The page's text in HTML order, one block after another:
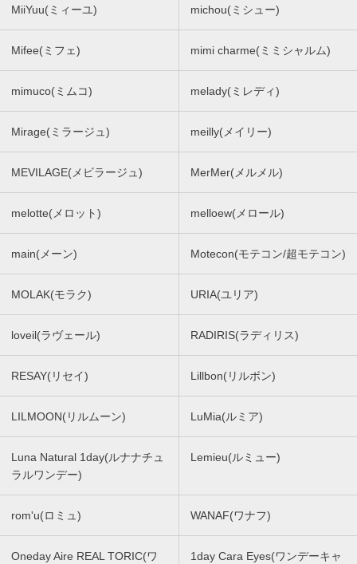
MiiYuu(ミィーユ) michou(ミシュー)
Mifee(ミフェ) mimi charme(ミミシャルム)
mimuco(ミムコ) melady(ミレディ)
Mirage(ミラージュ) meilly(メイリー)
MEVILAGE(メビラージュ) MerMer(メルメル)
melotte(メロット) melloew(メロール)
main(メーン) Motecon(モテコン/超モテコン)
MOLAK(モラク) URIA(ユリア)
loveil(ラヴェール) RADIRIS(ラディリス)
RESAY(リセイ) Lillbon(リルボン)
LILMOON(リルムーン) LuMia(ルミア)
Luna Natural 1day(ルナナチュ
ラルワンデー)
Lemieu(ルミュー)
rom'u(ロミュ) WANAF(ワナフ)
Oneday Aire REAL TORIC(ワ
1day Cara Eyes(ワンデーキャ